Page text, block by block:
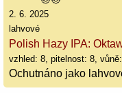
2. 6. 2025
lahvové
Polish Hazy IPA:
vzhled: 8, pitelnost: 8,
Ochutnáno jako